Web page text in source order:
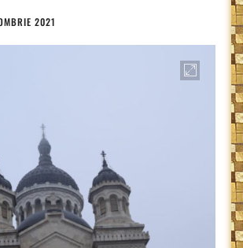
2021